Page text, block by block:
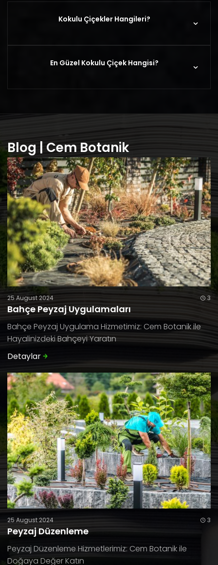
Kokulu Çiçekler Hangileri?
En Güzel Kokulu Çiçek Hangisi?
Blog | Cem Botanik
25 August 2024 3
Bahçe Peyzaj Uygulamaları
Bahçe Peyzaj Uygulama Hizmetimiz: Cem Botanik ile
Hayalinizdeki Bahçeyi Yaratın
Detaylar
25 August 2024 3
Peyzaj Düzenleme
Peyzaj Düzenleme Hizmetlerimiz: Cem Botanik ile
Doğaya Değer Katın